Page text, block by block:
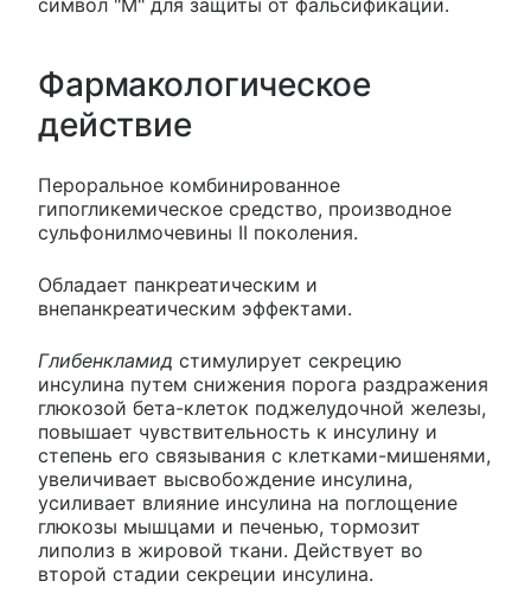
символ "М" для защиты от фальсификации.
Фармакологическое
действие
Пероральное комбинированное
гипогликемическое средство, производное
сульфонилмочевины II поколения.
Обладает панкреатическим и
внепанкреатическим эффектами.
Глибенкламид стимулирует секрецию
инсулина путем снижения порога раздражения
глюкозой бета-клеток поджелудочной железы,
повышает чувствительность к инсулину и
степень его связывания с клетками-мишенями,
увеличивает высвобождение инсулина,
усиливает влияние инсулина на поглощение
глюкозы мышцами и печенью, тормозит
липолиз в жировой ткани. Действует во
второй стадии секреции инсулина.